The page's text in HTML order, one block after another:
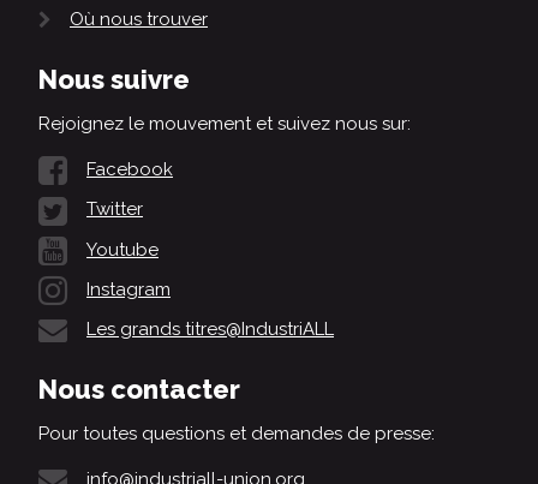
Où nous trouver
Nous suivre
Rejoignez le mouvement et suivez nous sur:
Facebook
Twitter
Youtube
Instagram
Les grands titres@IndustriALL
Nous contacter
Pour toutes questions et demandes de presse:
info@industriall-union.org